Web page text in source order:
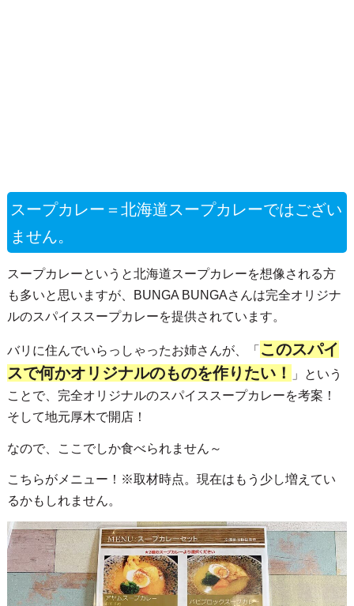
スープカレー＝北海道スープカレーではござい
ません。
スープカレーというと北海道スープカレーを想像される方
も多いと思いますが、BUNGA BUNGAさんは完全オリジナ
ルのスパイススープカレーを提供されています。
バリに住んでいらっしゃったお姉さんが、「 このスパイ
スで何かオリジナルのものを作りたい！
」という
ことで、完全オリジナルのスパイススープカレーを考案！
そして地元厚木で開店！
なので、ここでしか食べられません～
こちらがメニュー！※取材時点。現在はもう少し増えてい
るかもしれません。